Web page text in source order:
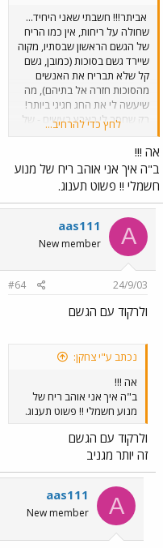
אביתר!!! חשבתי שאני היחיד...
שחולה על ריחות, אין כמו הריח
של הגשם הראשון שבסתיו, מקוה
שיירד גשם בסוכות (כמובן, גשם
קל שלא תבריח את האנשים
מהסוכות חזרה אל בתיהם), מה
שיעשה לי את החג חגיגי ביותר!
רק שחסר לי בארץ רעשים - של
רכבות חשמליות...
לחץ כדי להרחיב...
אה !!!
ב"ה איך אני אוהב ריח של מנוע
חשמלי !! פשוט תענוג.
A
aas111
New member
24/9/03
#64
ולרקוד עם הגשם
נכתב ע"י צחקן:
אה !!!
ב"ה איך אני אוהב ריח של
מנוע חשמלי !! פשוט תענוג.
ולרקוד עם הגשם
זה יותר מגניב
A
aas111
New member